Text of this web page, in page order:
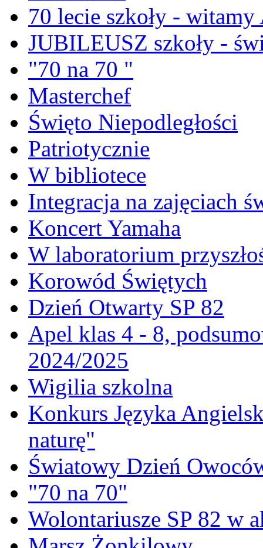
70 lecie szkoły -
JUBILEUSZ szkoły -
"70 na 70 "
Masterchef
Święto Niepodległości
Patriotycznie
W bibliotece
Integracja na zajęciach
Koncert Yamaha
W laboratorium
Korowód Świętych
Dzień Otwarty SP 82
Apel klas 4 - 8,
2024/2025
Wigilia szkolna
Konkurs Języka
naturę"
Światowy Dzień
"70 na 70"
Wolontariusze SP 82 w